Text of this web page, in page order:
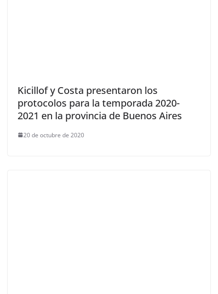
Kicillof y Costa presentaron los
protocolos para la temporada 2020-
2021 en la provincia de Buenos Aires
20 de octubre de 2020